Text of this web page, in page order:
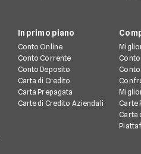
In primo piano
Conto Online
Conto Corrente
Conto Deposito
Carta di Credito
Carta Prepagata
Carte di Credito Aziendali
Carte
Carta